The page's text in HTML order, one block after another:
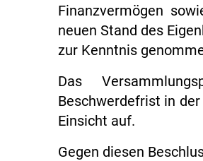
Finanzvermögen
neuen Stand des
zur Kenntnis
Das
Beschwerdefrist in
Einsicht auf.
Gegen diesen